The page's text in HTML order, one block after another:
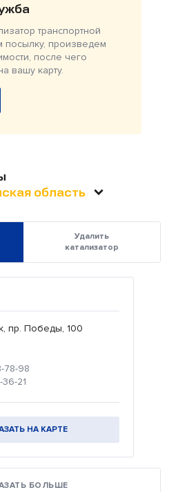
транспортной
произведем
после чего
вашу карту.
область
Удалить
катализатор
пр. Победы, 100
78-98
21
НА КАРТЕ
БОЛЬШЕ